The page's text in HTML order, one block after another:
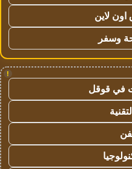
لاين
وسفر
!
في قوقل